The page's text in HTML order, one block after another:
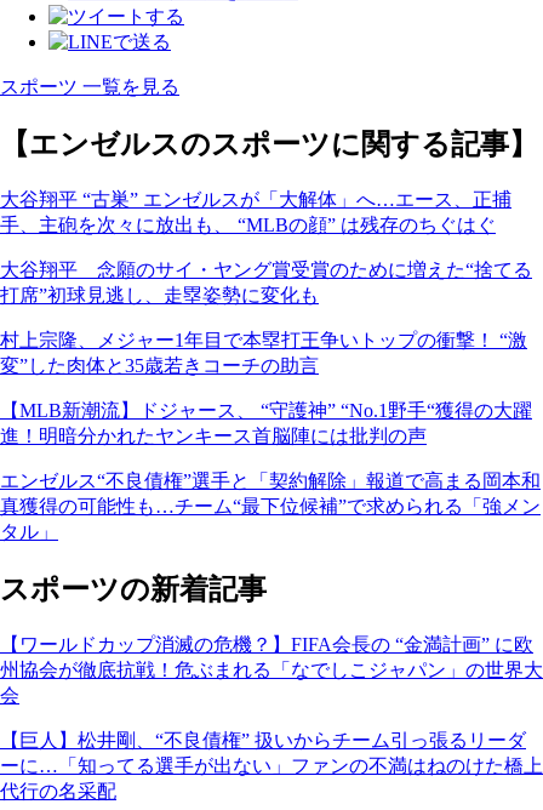
スポーツ 一覧を見る
【エンゼルスのスポーツに関する記事】
大谷翔平 “古巣” エンゼルスが「大解体」へ…エース、正捕
手、主砲を次々に放出も、 “MLBの顔” は残存のちぐはぐ
大谷翔平 念願のサイ・ヤング賞受賞のために増えた“捨てる
打席”初球見逃し、走塁姿勢に変化も
村上宗隆、メジャー1年目で本塁打王争いトップの衝撃！ “激
変”した肉体と35歳若きコーチの助言
【MLB新潮流】ドジャース、 “守護神” “No.1野手“獲得の大躍
進！明暗分かれたヤンキース首脳陣には批判の声
エンゼルス“不良債権”選手と「契約解除」報道で高まる岡本和
真獲得の可能性も…チーム“最下位候補”で求められる「強メン
タル」
スポーツの新着記事
【ワールドカップ消滅の危機？】FIFA会長の “金満計画” に欧
州協会が徹底抗戦！危ぶまれる「なでしこジャパン」の世界大
会
【巨人】松井剛、“不良債権” 扱いからチーム引っ張るリーダ
ーに…「知ってる選手が出ない」ファンの不満はねのけた橋上
代行の名采配